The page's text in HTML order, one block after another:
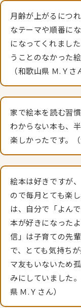
月齢が上がるにつ
なテーマや順番に
になってくれまし
うことのなかった
（和歌山県 Ｍ.Ｙさ
家で絵本を読む習
わからない本も、
楽しかったです。
絵本は好きですが
ので毎月とても楽
は、自分で「よん
本が好きになった
信」は子育ての先
で、とても気持ち
マ友もいないため
みにしていました
県 Ｍ.Ｙさん）